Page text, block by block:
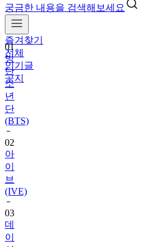
궁금한 내용을 검색해보세요
즐겨찾기
전체
인기글
공지
01
방
탄
소
년
단
(BTS)
02
아
이
브
(IVE)
03
데
이